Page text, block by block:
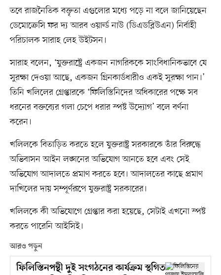
তবে রাজনৈতিক বক্তৃতা এগুলোর মধ্যে পড়ে না বলে জানিয়েছেন
ডেমোক্রেসি ফর দ্য আরব ওয়ার্ল্ড নাউ (ডিএডব্লিউএন) নির্বাহী
পরিচালক সারাহ লেহ উইটসন।
সারাহ বলেন, ‘যুক্তরাষ্ট্রে একজন নাগরিককে সাংবিধানিকভাবে যে
সুরক্ষা দেওয়া আছে, একজন গ্রিনকার্ডধারীও একই সুরক্ষা পান।’
তিনি খলিলের গ্রেপ্তারকে ‘ফিলিস্তিনিদের অধিকারের পক্ষে সব
ধরনের বক্তব্যের গলা চেপে ধরার স্পষ্ট উদ্যোগ’ বলে বর্ণনা
করেন।
খলিলকে বিতাড়িত করতে হলে যুক্তরাষ্ট্র সরকারকে তাঁর বিরুদ্ধে
অভিবাসন আইন লঙ্ঘনের অভিযোগ আনতে হবে এবং সেই
অভিযোগ আদালতে প্রমাণ করতে হবে। আদালতের কাছে প্রমাণ
দাখিলের দায় সম্পূর্ণরূপে যুক্তরাষ্ট্র সরকারের।
খলিলকে কী অভিযোগে গ্রেপ্তার করা হয়েছে, সেটাই এখনো স্পষ্ট
করতে পারেনি আইসিই।
আরও পড়ুন
ফিলিস্তিনপন্থী দুই সংগঠনের কার্যক্রম স্থগিত